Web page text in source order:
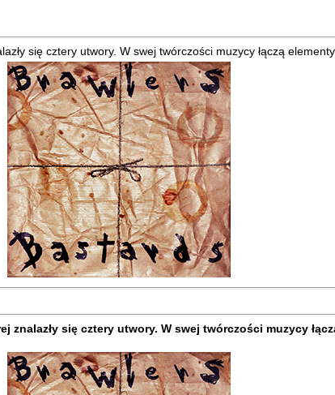
się cztery utwory. W swej twórczości muzycy łączą
się cztery utwory. W swej twórczości muzycy